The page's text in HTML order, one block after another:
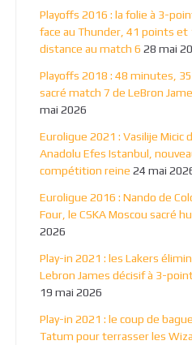
Playoffs 2016 : la folie à 3-
face au Thunder, 41 points et
distance au match 6 28 mai
Playoffs 2018 : 48 minutes,
sacré match 7 de LeBron
mai 2026
Euroligue 2021 : Vasilije Micic
Anadolu Efes Istanbul,
compétition reine 24 mai
Euroligue 2016 : Nando de
Four, le CSKA Moscou sacré
2026
Play-in 2021 : les Lakers
Lebron James décisif à 3-
19 mai 2026
Play-in 2021 : le coup de
Tatum pour terrasser les